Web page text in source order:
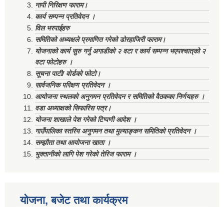
नापी निरिक्षण फाराम।
कार्य सम्पन्न प्रतिवेदन ।
विल भरपाईहरु
समितिको अध्यक्षले प्रमाणित गरेको डोरहाजिरी फाराम।
योजनाको कार्य सुरु गर्नु अगाडीको २ वटा र कार्य सम्पन्न भएपश्चात्‌को २
वटा फोटोहरु ।
सूचना पाटी/ वोर्डको फोटो।
सार्वजनिक परिक्षण प्रतिवेदन ।
आयोजना स्थलको अनुगमन प्रतिवेदन र समितिको वैठकका निर्णयहरु ।
वडा अध्याक्षको सिफारिस पत्र।
योजना शाखाले पेश गरेको टिप्पणी आदेश ।
गाउँपालिका स्तरिय अनुगमन तथा मुल्याङ्कन समितिको प्रतिवेदन ।
सम्झौता तथा आयोजना खाता ।
भुक्तानीको लागि पेश गरेको तेरिज फाराम ।
योजना, बजेट तथा कार्यक्रम